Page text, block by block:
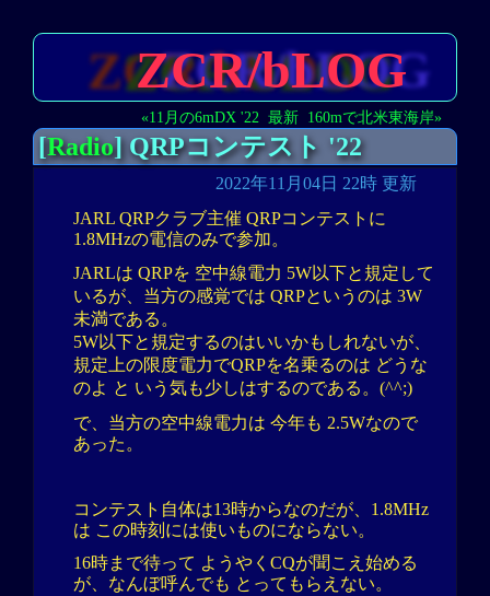
ZCR/bLOG
«11月の6mDX '22 最新 160mで北米東海岸»
[Radio] QRPコンテスト '22
2022年11月04日 22時 更新
JARL QRPクラブ主催 QRPコンテストに
1.8MHzの電信のみで参加。
JARLは QRPを 空中線電力 5W以下と規定して
いるが、当方の感覚では QRPというのは 3W
未満である。
5W以下と規定するのはいいかもしれないが、
規定上の限度電力でQRPを名乗るのは どうな
のよ と いう気も少しはするのである。(^^;)
で、当方の空中線電力は 今年も 2.5Wなので
あった。
コンテスト自体は13時からなのだが、1.8MHz
は この時刻には使いものにならない。
16時まで待って ようやくCQが聞こえ始める
が、なんぼ呼んでも とってもらえない。